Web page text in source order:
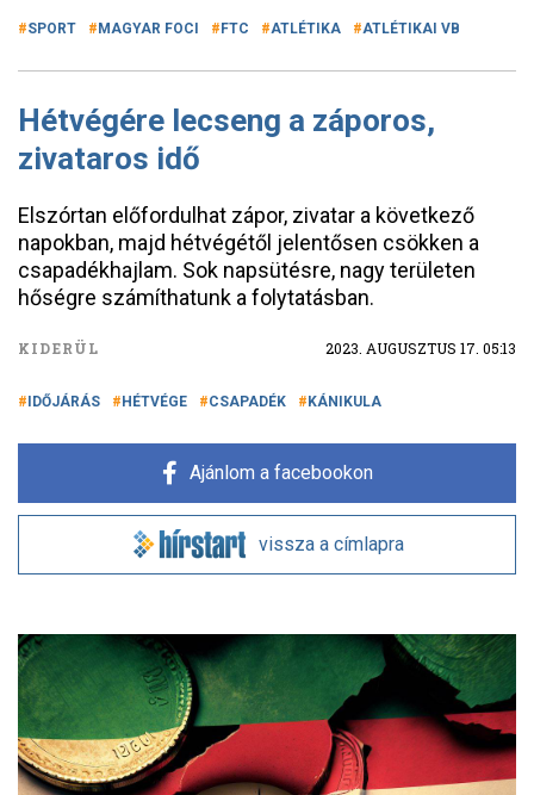
SPORT MAGYAR FOCI FTC ATLÉTIKA ATLÉTIKAI VB
Hétvégére lecseng a záporos,
zivataros idő
Elszórtan előfordulhat zápor, zivatar a következő
napokban, majd hétvégétől jelentősen csökken a
csapadékhajlam. Sok napsütésre, nagy területen
hőségre számíthatunk a folytatásban.
KIDERÜL 2023. AUGUSZTUS 17. 05:13
IDŐJÁRÁS HÉTVÉGE CSAPADÉK KÁNIKULA
Ajánlom a facebookon
vissza a címlapra